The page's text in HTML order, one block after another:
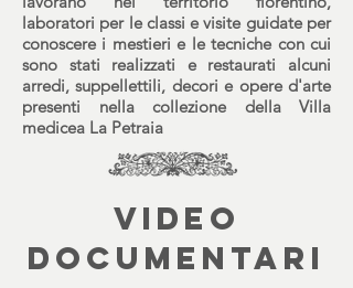
laboratori per le classi e visite guidate per
conoscere i mestieri e le tecniche con cui
sono stati realizzati e restaurati alcuni
arredi, suppellettili, decori e opere d'arte
presenti nella collezione della Villa
medicea La Petraia
video
documentari